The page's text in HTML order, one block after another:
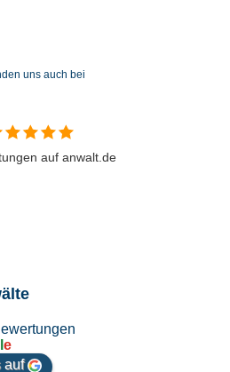
uns auch bei
auf anwalt.de
e
auf